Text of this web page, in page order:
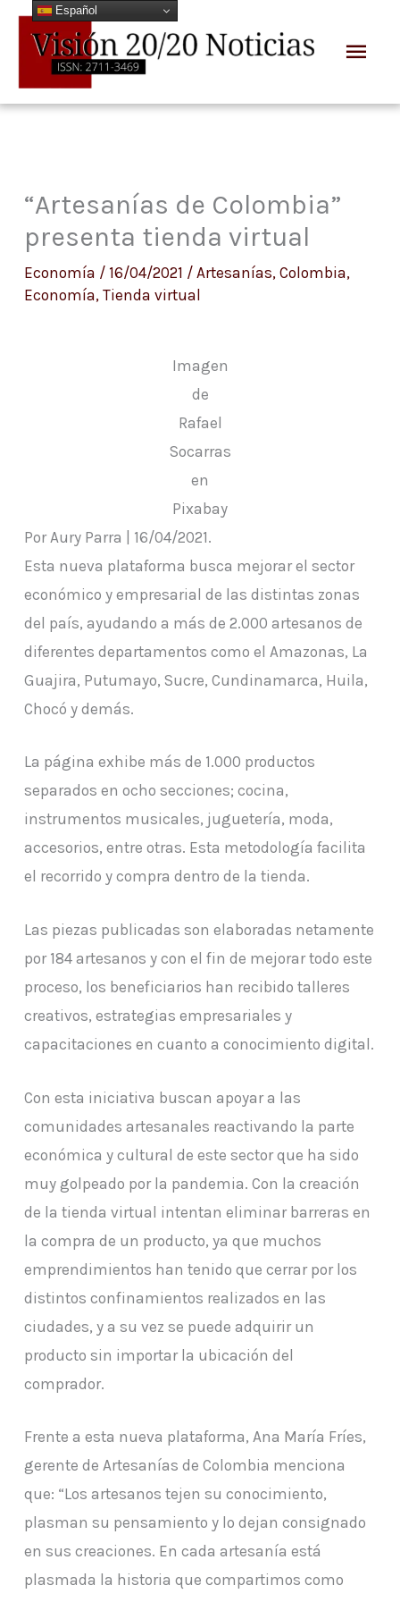
contenido
“Artesanías de Colombia”
presenta tienda virtual
Economía / 16/04/2021 / Artesanías, Colombia,
Economía, Tienda virtual
Imagen
de
Rafael
Socarras
en
Pixabay
Por Aury Parra | 16/04/2021.
Esta nueva plataforma busca mejorar el sector
económico y empresarial de las distintas zonas
del país, ayudando a más de 2.000 artesanos de
diferentes departamentos como el Amazonas, La
Guajira, Putumayo, Sucre, Cundinamarca, Huila,
Chocó y demás.
La página exhibe más de 1.000 productos
separados en ocho secciones; cocina,
instrumentos musicales, juguetería, moda,
accesorios, entre otras. Esta metodología facilita
el recorrido y compra dentro de la tienda.
Las piezas publicadas son elaboradas netamente
por 184 artesanos y con el fin de mejorar todo este
proceso, los beneficiarios han recibido talleres
creativos, estrategias empresariales y
capacitaciones en cuanto a conocimiento digital.
Con esta iniciativa buscan apoyar a las
comunidades artesanales reactivando la parte
económica y cultural de este sector que ha sido
muy golpeado por la pandemia. Con la creación
de la tienda virtual intentan eliminar barreras en
la compra de un producto, ya que muchos
emprendimientos han tenido que cerrar por los
distintos confinamientos realizados en las
ciudades, y a su vez se puede adquirir un
producto sin importar la ubicación del
comprador.
Frente a esta nueva plataforma, Ana María Fríes,
gerente de Artesanías de Colombia menciona
que: “Los artesanos tejen su conocimiento,
plasman su pensamiento y lo dejan consignado
en sus creaciones. En cada artesanía está
plasmada la historia que compartimos como
Español